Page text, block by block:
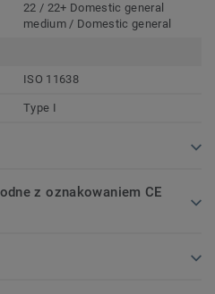
22 / 22+ Domestic general
medium / Domestic general
ISO 11638
Type I
z oznakowaniem CE